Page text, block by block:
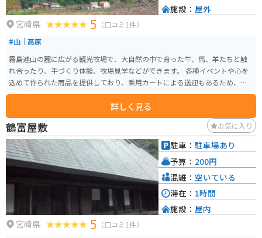
宮崎県 5 （口コミ1件）
#山｜高原
霧島連山の麓に広がる観光牧場で、大自然の中で育った牛、馬、羊たちと触
れ合ったり、手づくり体験、牧場見学などができます。 各種イベントや心を
込めて作られた商品を提供しており、乗用カートによる送迎もあるため、足
の不自由な人でも安心して訪れることができます。四季折々の花が咲き誇る
花畑もあり、フォトスポットとして人気です。 乳搾りやバター作り、乗馬な
どの様々な体験が可能で、プリンやヨーグルトなどの乳製品や手作りのお菓
子がお土産として人気です。
詳しく見る
施設： 屋外
鶴富屋敷 お気に入り
宮崎県 5 （口コミ1件）
駐車： 駐車場あり
予算： 200円
混雑： 空いている
滞在： 1時間
施設： 屋内